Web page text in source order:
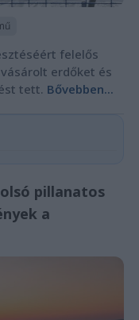
felelős
erdőket és
tett. Bővebben...
pillanatos
a